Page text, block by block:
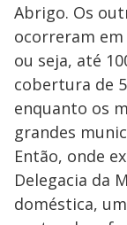
Abrigo. Os
ocorreram
ou seja, até
cobertura de
enquanto os
grandes
Então, onde
Delegacia da
doméstica,